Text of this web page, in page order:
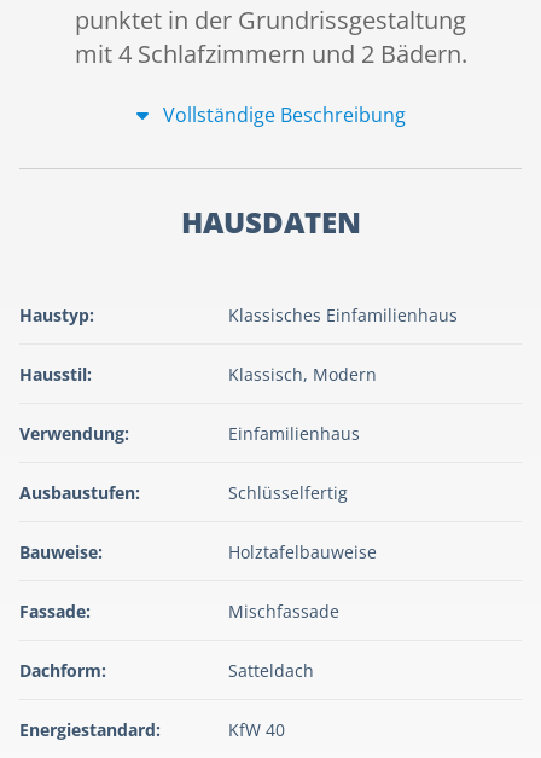
punktet in der Grundrissgestaltung
mit 4 Schlafzimmern und 2 Bädern.
Vollständige Beschreibung
HAUSDATEN
Haustyp: Klassisches Einfamilienhaus
Hausstil: Klassisch, Modern
Verwendung: Einfamilienhaus
Ausbaustufen: Schlüsselfertig
Bauweise: Holztafelbauweise
Fassade: Mischfassade
Dachform: Satteldach
Energiestandard: KfW 40